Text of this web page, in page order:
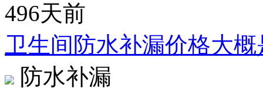
496天前
卫生间防水补漏价格大
防水补漏